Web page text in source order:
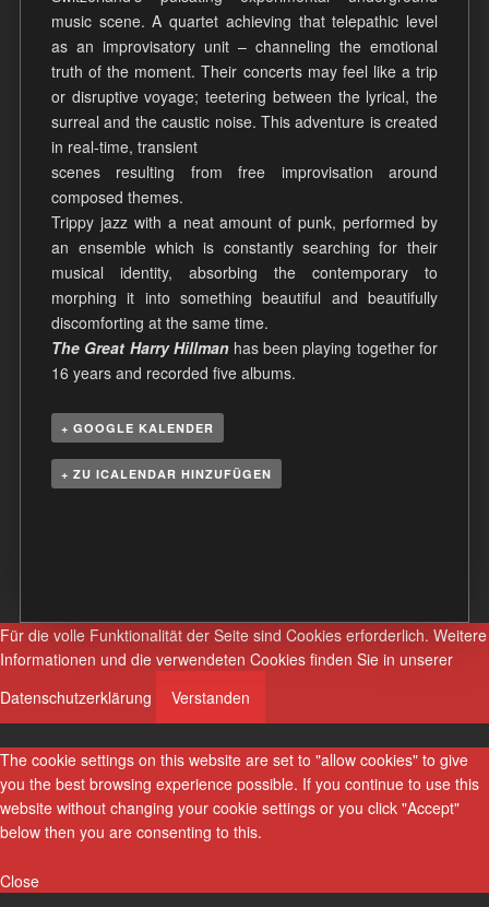
music scene. A quartet achieving that telepathic level
as an improvisatory unit – channeling the emotional
truth of the moment. Their concerts may feel like a trip
or disruptive voyage; teetering between the lyrical, the
surreal and the caustic noise. This adventure is created
in real-time, transient
scenes resulting from free improvisation around
composed themes.
Trippy jazz with a neat amount of punk, performed by
an ensemble which is constantly searching for their
musical identity, absorbing the contemporary to
morphing it into something beautiful and beautifully
discomforting at the same time.
The Great Harry Hillman has been playing together for
16 years and recorded five albums.
+ GOOGLE KALENDER
+ ZU ICALENDAR HINZUFÜGEN
n
s
a
t
u
n
g
Für die volle Funktionalität der Seite sind Cookies erforderlich. Weitere
Informationen und die verwendeten Cookies finden Sie in unserer
Datenschutzerklärung
Verstanden
The cookie settings on this website are set to "allow cookies" to give
you the best browsing experience possible. If you continue to use this
website without changing your cookie settings or you click "Accept"
below then you are consenting to this.
Close